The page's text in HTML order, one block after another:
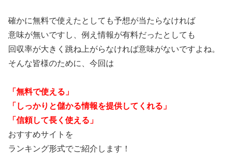
確かに無料で使えたとしても予想が当たらなければ
意味が無いですし、例え情報が有料だったとしても
回収率が大きく跳ね上がらなければ意味がないですよね。
そんな皆様のために、今回は
「無料で使える」
「しっかりと儲かる情報を提供してくれる」
「信頼して長く使える」
おすすめサイトを
ランキング形式でご紹介します！